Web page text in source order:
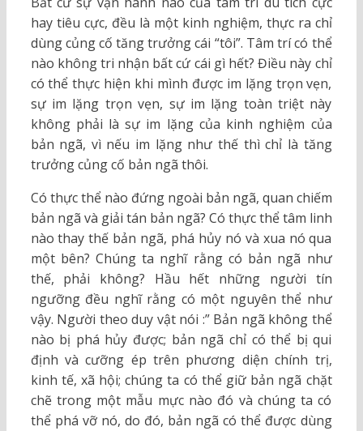
hay tiêu cực, đều là một kinh nghiệm, thực ra chỉ
dùng củng cố tăng trưởng cái “tôi”. Tâm trí có thể
nào không tri nhận bất cứ cái gì hết? Điều này chỉ
có thể thực hiện khi mình được im lặng trọn vẹn,
sự im lặng trọn vẹn, sự im lặng toàn triệt này
không phải là sự im lặng của kinh nghiệm của
bản ngã, vì nếu im lặng như thế thì chỉ là tăng
trưởng củng cố bản ngã thôi.
Có thực thể nào đứng ngoài bản ngã, quan chiếm
bản ngã và giải tán bản ngã? Có thực thể tâm linh
nào thay thế bản ngã, phá hủy nó và xua nó qua
một bên? Chúng ta nghĩ rằng có bản ngã như
thế, phải không? Hầu hết những người tín
ngưỡng đều nghĩ rằng có một nguyên thể như
vậy. Người theo duy vật nói :” Bản ngã không thể
nào bị phá hủy được; bản ngã chỉ có thể bị qui
định và cưỡng ép trên phương diện chính trị,
kinh tế, xã hội; chúng ta có thể giữ bản ngã chặt
chẽ trong một mẫu mực nào đó và chúng ta có
thể phá vỡ nó, do đó, bản ngã có thể được dùng